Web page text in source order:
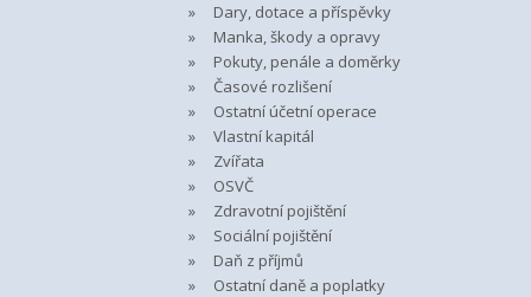
Dary, dotace a příspěvky
Manka, škody a opravy
Pokuty, penále a doměrky
Časové rozlišení
Ostatní účetní operace
Vlastní kapitál
Zvířata
OSVČ
Zdravotní pojištění
Sociální pojištění
Daň z příjmů
Ostatní daně a poplatky